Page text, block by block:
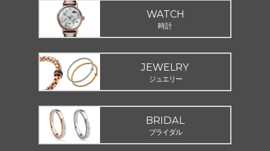
WATCH
時計
JEWELRY
ジュエリー
BRIDAL
ブライダル